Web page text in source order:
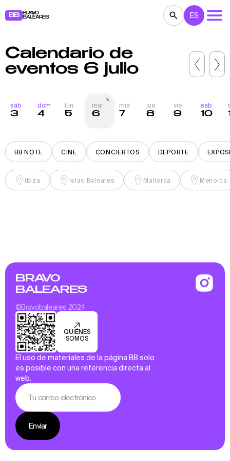
BB
BRAVO
BALEARES
CONCIERTOS TEATRO
EXPOSICIONES FESTIVALES DEPORTE
PARA NIÑOS BB NOTE
ES
Calendario de
eventos 6 julio
sáb
3
dom
4
lun
5
mar
6
mié
7
jue
8
vie
9
sáb
10
BB NOTE CINE CONCIERTOS DEPORTE
Ibiza Islas Baleares Mallorca Menorca
BRAVO
BALEARES
©Bravobaleares 2024
QUIÉNES
SOMOS
El uso de materiales de la página BB solo
es posible con una referencia directa al
web.